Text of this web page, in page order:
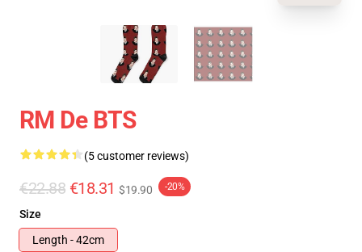
RM De BTS
(5 customer reviews)
€22.88 €18.31 $19.90 -20%
Size
Length - 42cm